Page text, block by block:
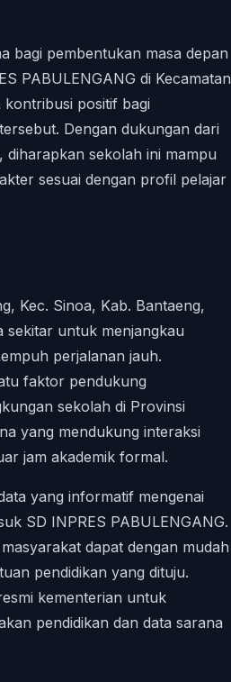
bagi pembentukan masa depan
PABULENGANG di Kecamatan
positif bagi
Dengan dukungan dari
sekolah ini mampu
sesuai dengan profil pelajar
Kec. Sinoa, Kab. Bantaeng,
sekitar untuk menjangkau
perjalanan jauh.
faktor pendukung
sekolah di Provinsi
yang mendukung interaksi
jam akademik formal.
yang informatif mengenai
SD INPRES PABULENGANG.
dapat dengan mudah
pendidikan yang dituju.
kementerian untuk
pendidikan dan data sarana